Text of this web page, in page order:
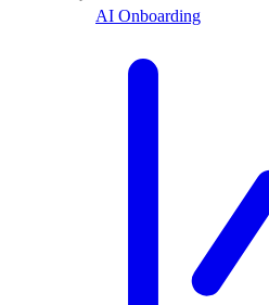
AI Onboarding